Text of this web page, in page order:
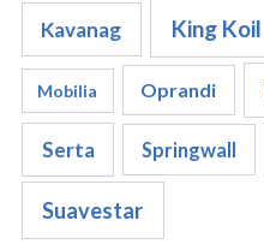
Kavanag King Koil
Mobilia Oprandi
Serta Springwall
Suavestar